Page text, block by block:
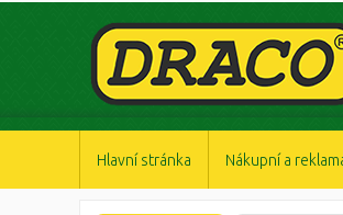
Hlavní stránka Nákupní a